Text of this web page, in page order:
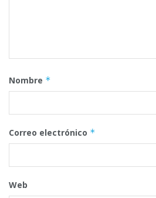
Nombre *
Correo electrónico *
Web